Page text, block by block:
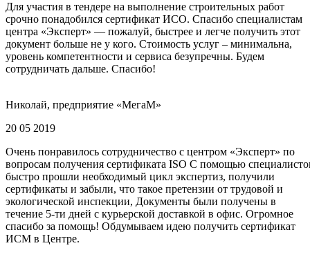
Для участия в тендере на выполнение строительных работ
срочно понадобился сертификат ИСО. Спасибо специалистам
центра «Эксперт» — пожалуй, быстрее и легче получить этот
документ больше не у кого. Стоимость услуг – минимальна,
уровень компетентности и сервиса безупречны. Будем
сотрудничать дальше. Спасибо!
Николай, предприятие «МегаМ»
20 05 2019
Очень понравилось сотрудничество с центром «Эксперт» по
вопросам получения сертификата ISO С помощью
быстро прошли необходимый цикл экспертиз, получили
сертификаты и забыли, что такое претензии от трудовой и
экологической инспекции, Документы были получены в
течение 5-ти дней с курьерской доставкой в офис. Огромное
спасибо за помощь! Обдумываем идею получить сертификат
ИСМ в Центре.